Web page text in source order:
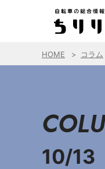
HOME コラム
10/13